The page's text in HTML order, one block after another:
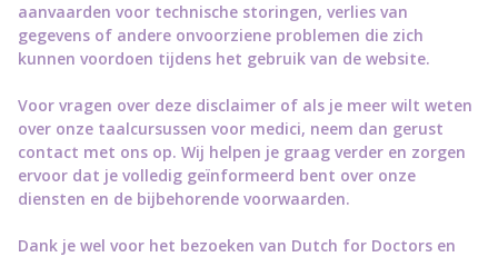
aanvaarden voor technische storingen, verlies van
gegevens of andere onvoorziene problemen die zich
kunnen voordoen tijdens het gebruik van de website.
Voor vragen over deze disclaimer of als je meer wilt weten
over onze taalcursussen voor medici, neem dan gerust
contact met ons op. Wij helpen je graag verder en zorgen
ervoor dat je volledig geïnformeerd bent over onze
diensten en de bijbehorende voorwaarden.
Dank je wel voor het bezoeken van Dutch for Doctors en